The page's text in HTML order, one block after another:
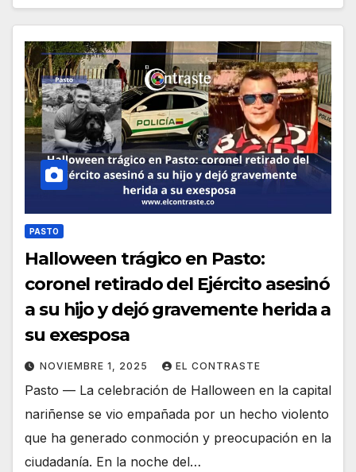
PASTO
Halloween trágico en Pasto:
coronel retirado del Ejército asesinó
a su hijo y dejó gravemente herida a
su exesposa
NOVIEMBRE 1, 2025 EL CONTRASTE
Pasto — La celebración de Halloween en la capital
nariñense se vio empañada por un hecho violento
que ha generado conmoción y preocupación en la
ciudadanía. En la noche del…